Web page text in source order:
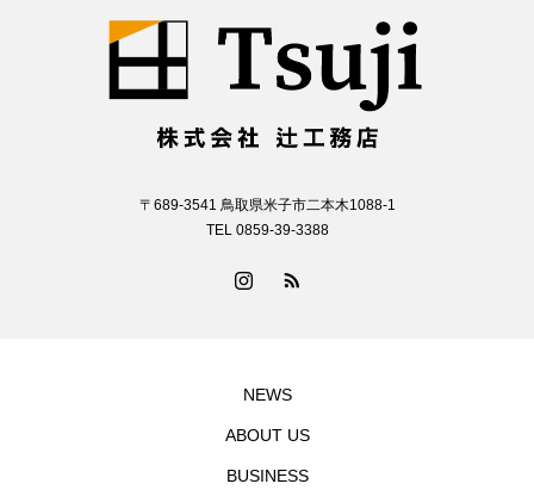
〒689-3541 鳥取県米子市二本木1088-1
TEL 0859-39-3388
NEWS
ABOUT US
BUSINESS